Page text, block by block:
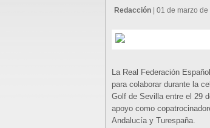
Redacción | 01 de marzo
La Real Federación
para colaborar durante la
Golf de Sevilla entre el 29
apoyo como
Andalucía y Turespaña.